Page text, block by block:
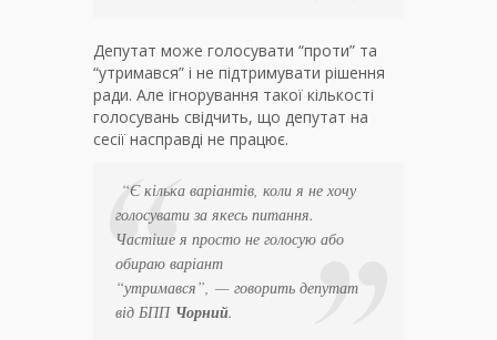
Депутат може голосувати “проти” та
“утримався” і не підтримувати рішення
ради. Але ігнорування такої кількості
голосувань свідчить, що депутат на
сесії насправді не працює.
“Є кілька варіантів, коли я не хочу
голосувати за якесь питання.
Частіше я просто не голосую або
обираю варіант
“утримався”, —говорить депутат
від БПП Чорний.